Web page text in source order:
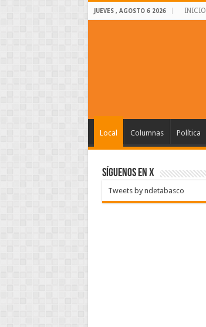
JUEVES , AGOSTO 6 2026 INICIO
Local Columnas Política
SÍGUENOS EN X
Tweets by ndetabasco